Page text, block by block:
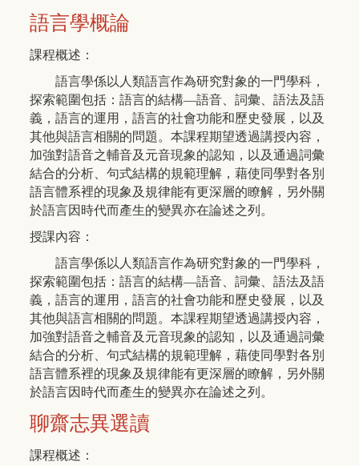
語言學概論
課程概述：
語言學係以人類語言作為研究對象的一門學科，
探索範圍包括：語言的結構—語音、詞彙、語法及語
義，語言的運用，語言的社會功能和歷史發展，以及
其他與語言相關的問題。本課程期望透過講授內容，
加強對語音之輔音及元音現象的認知，以及通過詞彙
結合的分析、句式結構的規範理解，藉使同學對各別
語言體系裡的現象及規律能有更深層的瞭解，另外關
於語言因時代而產生的變異亦在論述之列。
授課內容：
語言學係以人類語言作為研究對象的一門學科，
探索範圍包括：語言的結構—語音、詞彙、語法及語
義，語言的運用，語言的社會功能和歷史發展，以及
其他與語言相關的問題。本課程期望透過講授內容，
加強對語音之輔音及元音現象的認知，以及通過詞彙
結合的分析、句式結構的規範理解，藉使同學對各別
語言體系裡的現象及規律能有更深層的瞭解，另外關
於語言因時代而產生的變異亦在論述之列。
聊齋志異選讀
課程概述：